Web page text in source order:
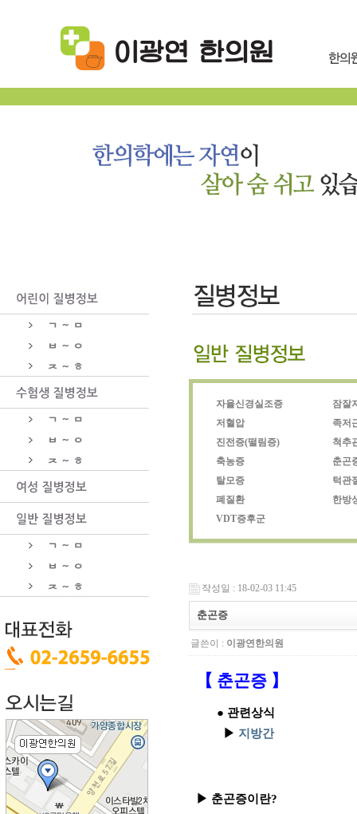
자율신경실조증
잠잘
저혈압
족저
진전증(떨림증)
척추
축농증
춘곤
탈모증
턱관
폐질환
한방
VDT증후군
작성일 : 18-02-03 11:45
춘곤증
글쓴이 : 이광연한의원
【 춘곤증 】
● 관련상식
▶ 지방간
▶ 춘곤증이란?